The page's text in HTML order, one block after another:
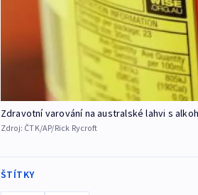
Zdravotní varování na australské lahvi s
Zdroj: ČTK/AP/Rick Rycroft
ŠTÍTKY